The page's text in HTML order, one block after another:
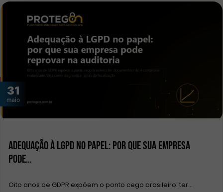
31
maio
Adequação à LGPD no papel: por que sua empresa
pode…
Oito anos de GDPR expõem o ponto cego brasileiro: ter…